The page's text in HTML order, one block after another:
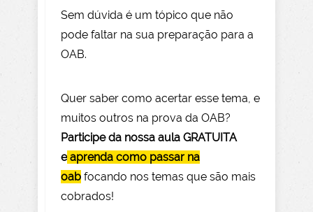
Sem dúvida é um tópico que não
pode faltar na sua preparação para a
OAB.
Quer saber como acertar esse tema, e
muitos outros na prova da OAB?
Participe da nossa aula GRATUITA
e aprenda como passar na
oab focando nos temas que são mais
cobrados!